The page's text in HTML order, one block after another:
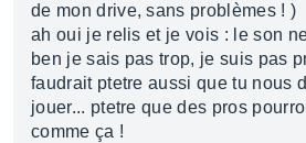
de mon drive, sans problèmes ! )
ah oui je relis et je vois : le son
ben je sais pas trop, je suis pas
faudrait ptetre aussi que tu nous
jouer... ptetre que des pros
comme ça !